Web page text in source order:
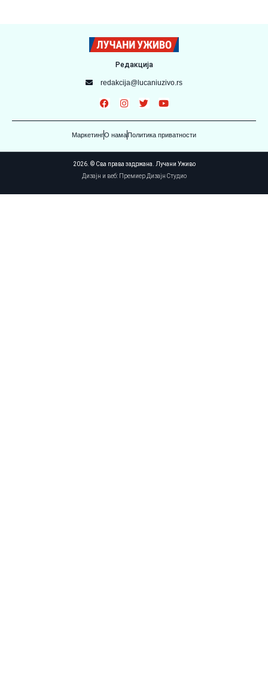
Редакција
redakcija@lucaniuzivo.rs
МаркетингО намаПолитика приватности
2026. © Сва права задржана. Лучани Уживо
Дизајн и веб: Премиер Дизајн Студио